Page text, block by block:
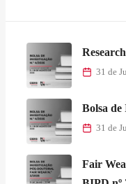
31 de
Bolsa de
31 de
Fair